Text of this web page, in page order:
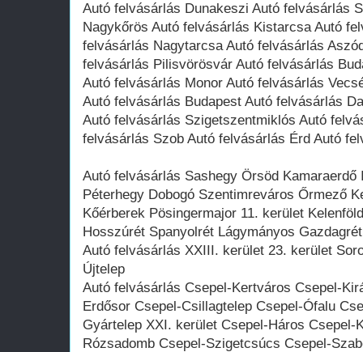
Autó felvásárlás Dunakeszi Autó felvásárlás
Nagykőrös Autó felvásárlás Kistarcsa Autó
felvásárlás Nagytarcsa Autó felvásárlás
felvásárlás Pilisvörösvár Autó felvásárlás
Autó felvásárlás Monor Autó felvásárlás
Autó felvásárlás Budapest Autó felvásárlás
Autó felvásárlás Szigetszentmiklós Autó
felvásárlás Szob Autó felvásárlás Érd Autó
Autó felvásárlás Sashegy Örsöd
Péterhegy Dobogó Szentimreváros Őrmező
Kőérberek Pösingermajor 11. kerület
Hosszúrét Spanyolrét Lágymányos Gazdagrét
Autó felvásárlás XXIII. kerület 23. kerület
Újtelep
Autó felvásárlás Csepel-Kertváros Csepel-
Erdősor Csepel-Csillagtelep Csepel-Ófalu
Gyártelep XXI. kerület Csepel-Háros
Rózsadomb Csepel-Szigetcsúcs Csepel-